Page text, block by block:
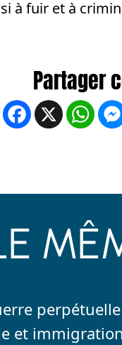
à fuir et à
Facebook
X
et